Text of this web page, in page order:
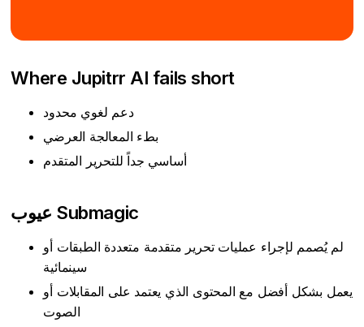
Where Jupitrr AI fails short
دعم لغوي محدود
بطء المعالجة العرضي
أساسي جداً للتحرير المتقدم
عيوب Submagic
لم يُصمم لإجراء عمليات تحرير متقدمة متعددة الطبقات أو
سينمائية
يعمل بشكل أفضل مع المحتوى الذي يعتمد على المقابلات أو
الصوت